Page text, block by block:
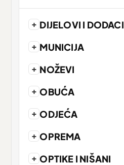
+ DIJELOVI I DODACI
+ MUNICIJA
+ NOŽEVI
+ OBUĆA
+ ODJEĆA
+ OPREMA
+ OPTIKE I NIŠANI